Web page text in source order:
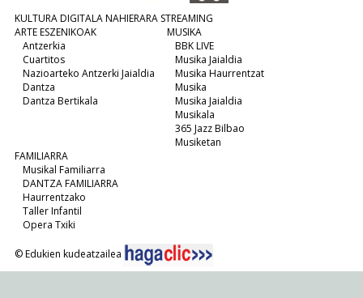
KULTURA DIGITALA NAHIERARA STREAMING
ARTE ESZENIKOAK
Antzerkia
Cuartitos
Nazioarteko Antzerki Jaialdia
Dantza
Dantza Bertikala
MUSIKA
BBK LIVE
Musika Jaialdia
Musika Haurrentzat
Musika
Musika Jaialdia
Musikala
365 Jazz Bilbao
Musiketan
FAMILIARRA
Musikal Familiarra
DANTZA FAMILIARRA
Haurrentzako
Taller Infantil
Opera Txiki
© Edukien kudeatzailea